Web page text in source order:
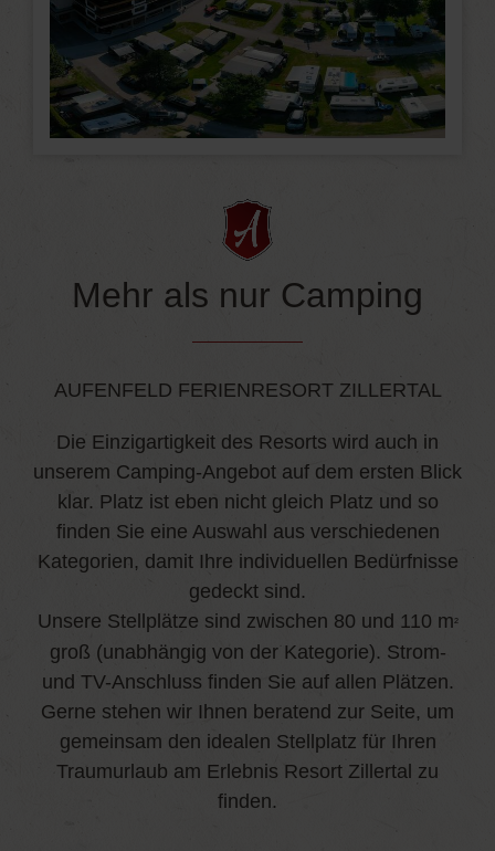
Mehr als nur Camping
AUFENFELD FERIENRESORT ZILLERTAL
Die Einzigartigkeit des Resorts wird auch in
unserem Camping-Angebot auf dem ersten Blick
klar. Platz ist eben nicht gleich Platz und so
finden Sie eine Auswahl aus verschiedenen
Kategorien, damit Ihre individuellen Bedürfnisse
gedeckt sind.
Unsere Stellplätze sind zwischen 80 und 110 m²
groß (unabhängig von der Kategorie). Strom-
und TV-Anschluss finden Sie auf allen Plätzen.
Gerne stehen wir Ihnen beratend zur Seite, um
gemeinsam den idealen Stellplatz für Ihren
Traumurlaub am Erlebnis Resort Zillertal zu
finden.